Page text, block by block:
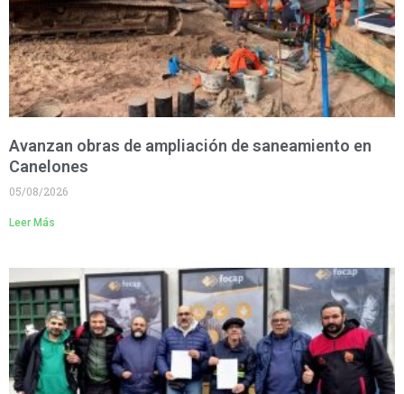
Avanzan obras de ampliación de saneamiento en
Canelones
05/08/2026
Leer Más